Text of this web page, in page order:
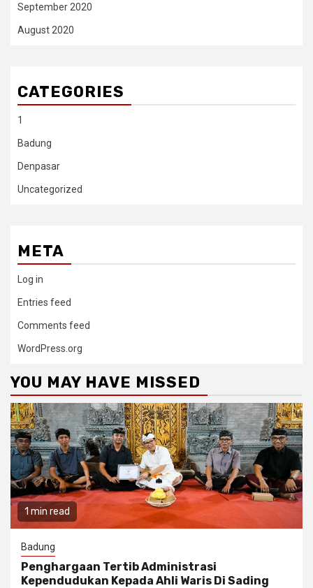
September 2020
August 2020
CATEGORIES
1
Badung
Denpasar
Uncategorized
META
Log in
Entries feed
Comments feed
WordPress.org
YOU MAY HAVE MISSED
1 min read
Badung
Penghargaan Tertib Administrasi
Kependudukan Kepada Ahli Waris Di Sading